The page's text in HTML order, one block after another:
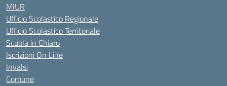
MIUR
Ufficio Scolastico Regionale
Ufficio Scolastico Territoriale
Scuola in Chiaro
Iscrizioni On Line
Invalsi
Comune